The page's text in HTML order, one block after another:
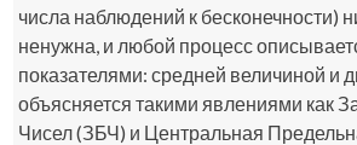
числа наблюдений к бесконечности)
ненужна, и любой процесс
показателями: средней величиной и
объясняется такими явлениями как
Чисел (ЗБЧ) и Центральная